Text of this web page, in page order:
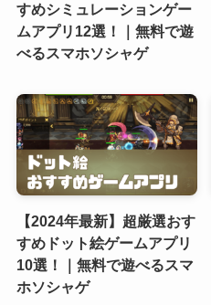
すめシミュレーションゲー
ムアプリ12選！｜無料で遊
べるスマホソシャゲ
【2024年最新】超厳選おす
すめドット絵ゲームアプリ
10選！｜無料で遊べるスマ
ホソシャゲ